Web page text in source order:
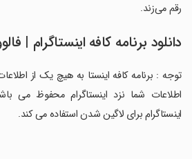
رقم می‌زند.
دانلود برنامه کافه اینستاگرام |
توجه : برنامه کافه اینستا به هیچ یک از
اینستاگرام برای لاگین شدن استفاده می کند.